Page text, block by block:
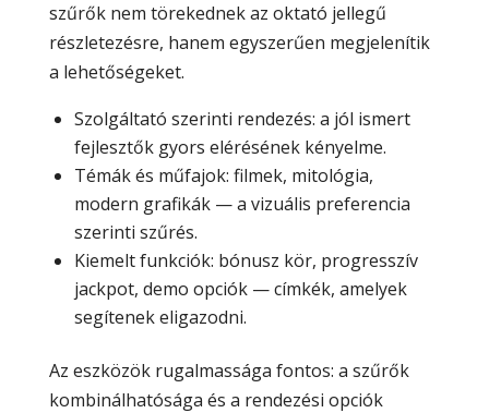
szűrők nem törekednek az oktató jellegű
részletezésre, hanem egyszerűen megjelenítik
a lehetőségeket.
Szolgáltató szerinti rendezés: a jól ismert
fejlesztők gyors elérésének kényelme.
Témák és műfajok: filmek, mitológia,
modern grafikák — a vizuális preferencia
szerinti szűrés.
Kiemelt funkciók: bónusz kör, progresszív
jackpot, demo opciók — címkék, amelyek
segítenek eligazodni.
Az eszközök rugalmassága fontos: a szűrők
kombinálhatósága és a rendezési opciók